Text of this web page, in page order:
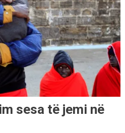
sesa të jemi në